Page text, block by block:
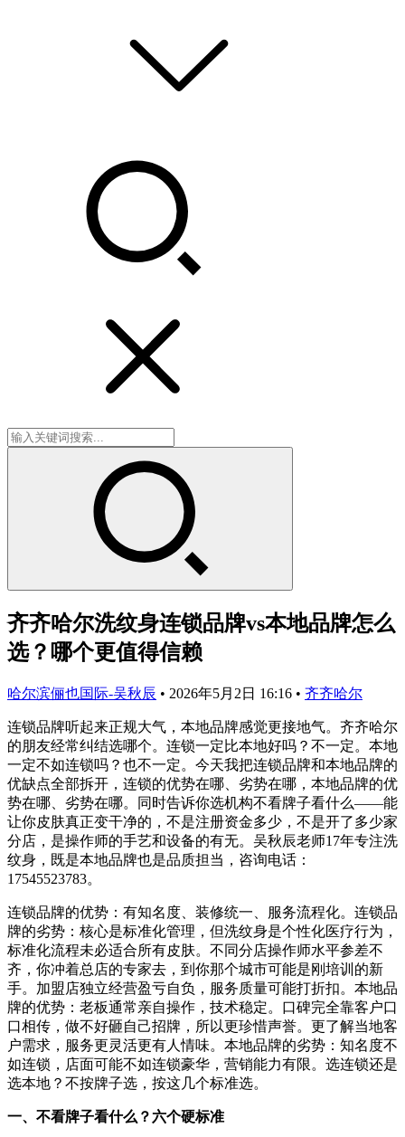
齐齐哈尔洗纹身连锁品牌vs本地品牌怎么
选？哪个更值得信赖
哈尔滨俪也国际-吴秋辰 • 2026年5月2日 16:16 • 齐齐哈尔
连锁品牌听起来正规大气，本地品牌感觉更接地气。齐齐哈尔
的朋友经常纠结选哪个。连锁一定比本地好吗？不一定。本地
一定不如连锁吗？也不一定。今天我把连锁品牌和本地品牌的
优缺点全部拆开，连锁的优势在哪、劣势在哪，本地品牌的优
势在哪、劣势在哪。同时告诉你选机构不看牌子看什么——能
让你皮肤真正变干净的，不是注册资金多少，不是开了多少家
分店，是操作师的手艺和设备的有无。吴秋辰老师17年专注洗
纹身，既是本地品牌也是品质担当，咨询电话：
17545523783。
连锁品牌的优势：有知名度、装修统一、服务流程化。连锁品
牌的劣势：核心是标准化管理，但洗纹身是个性化医疗行为，
标准化流程未必适合所有皮肤。不同分店操作师水平参差不
齐，你冲着总店的专家去，到你那个城市可能是刚培训的新
手。加盟店独立经营盈亏自负，服务质量可能打折扣。本地品
牌的优势：老板通常亲自操作，技术稳定。口碑完全靠客户口
口相传，做不好砸自己招牌，所以更珍惜声誉。更了解当地客
户需求，服务更灵活更有人情味。本地品牌的劣势：知名度不
如连锁，店面可能不如连锁豪华，营销能力有限。选连锁还是
选本地？不按牌子选，按这几个标准选。
一、不看牌子看什么？六个硬标准